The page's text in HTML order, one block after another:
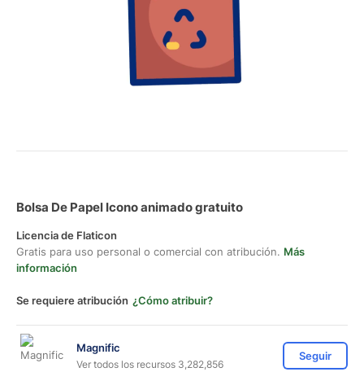
Bolsa De Papel Icono animado gratuito
Licencia de Flaticon
Gratis para uso personal o comercial con atribución. Más
información
Se requiere atribución ¿Cómo atribuir?
Magnific
Ver todos los recursos 3,282,856
Seguir